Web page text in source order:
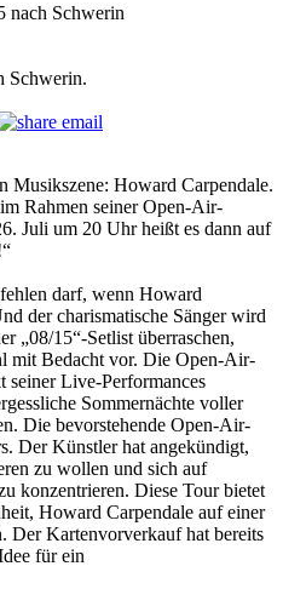
nach Schwerin
Schwerin.
Musikszene: Howard Carpendale.
Rahmen seiner Open-Air-
Juli um 20 Uhr heißt es dann auf
darf, wenn Howard
der charismatische Sänger wird
„08/15“-Setlist überraschen,
mit Bedacht vor. Die Open-Air-
seiner Live-Performances
Sommernächte voller
Die bevorstehende Open-Air-
Der Künstler hat angekündigt,
zu wollen und sich auf
konzentrieren. Diese Tour bietet
Howard Carpendale auf einer
Der Kartenvorverkauf hat bereits
für ein